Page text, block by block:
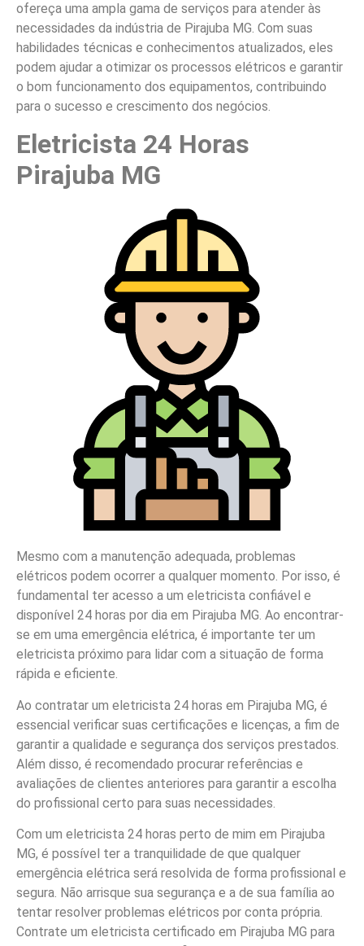
ofereça uma ampla gama de serviços para atender às
necessidades da indústria de Pirajuba MG. Com suas
habilidades técnicas e conhecimentos atualizados, eles
podem ajudar a otimizar os processos elétricos e garantir
o bom funcionamento dos equipamentos, contribuindo
para o sucesso e crescimento dos negócios.
Eletricista 24 Horas
Pirajuba MG
Mesmo com a manutenção adequada, problemas
elétricos podem ocorrer a qualquer momento. Por isso, é
fundamental ter acesso a um eletricista confiável e
disponível 24 horas por dia em Pirajuba MG. Ao encontrar-
se em uma emergência elétrica, é importante ter um
eletricista próximo para lidar com a situação de forma
rápida e eficiente.
Ao contratar um eletricista 24 horas em Pirajuba MG, é
essencial verificar suas certificações e licenças, a fim de
garantir a qualidade e segurança dos serviços prestados.
Além disso, é recomendado procurar referências e
avaliações de clientes anteriores para garantir a escolha
do profissional certo para suas necessidades.
Com um eletricista 24 horas perto de mim em Pirajuba
MG, é possível ter a tranquilidade de que qualquer
emergência elétrica será resolvida de forma profissional e
segura. Não arrisque sua segurança e a de sua família ao
tentar resolver problemas elétricos por conta própria.
Contrate um eletricista certificado em Pirajuba MG para